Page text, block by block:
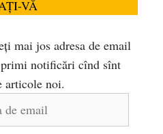
VĂ
mai jos adresa de email
notificări cînd sînt
articole noi.